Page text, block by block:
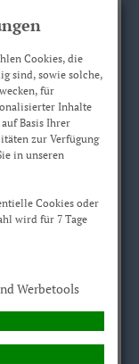
LOGIN
Kunden.
Cookies, die
sind, sowie solche,
für
Inhalte
Basis Ihrer
zur Verfügung
in unseren
Cookies oder
wird für 7 Tage
Werbetools